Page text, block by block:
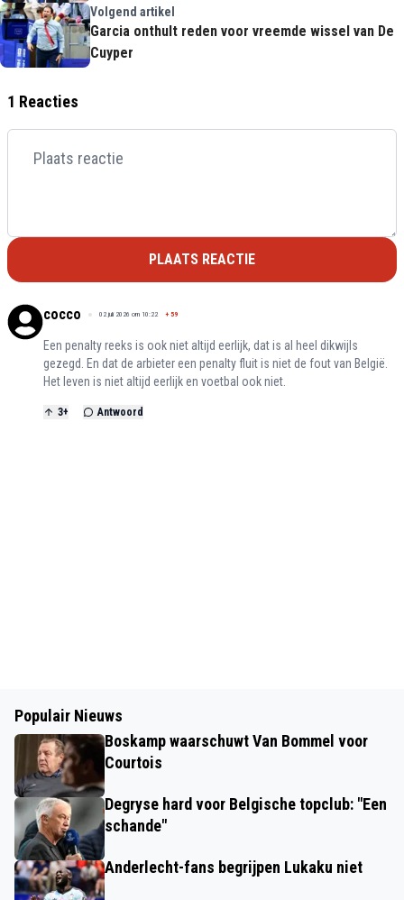
Volgend artikel
Garcia onthult reden voor vreemde wissel van De
Cuyper
1 Reacties
PLAATS REACTIE
cocco 02 juli 2026 om 10:22 + 59
Een penalty reeks is ook niet altijd eerlijk, dat is al heel dikwijls
gezegd. En dat de arbieter een penalty fluit is niet de fout van België.
Het leven is niet altijd eerlijk en voetbal ook niet.
3+ Antwoord
Populair Nieuws
Boskamp waarschuwt Van Bommel voor
Courtois
Degryse hard voor Belgische topclub: "Een
schande"
Anderlecht-fans begrijpen Lukaku niet